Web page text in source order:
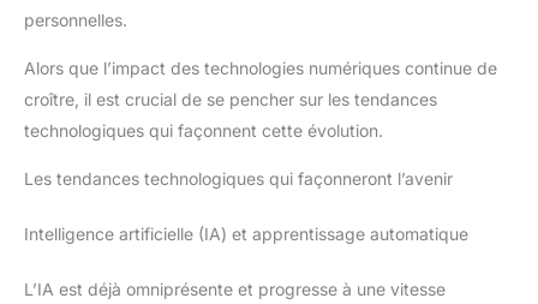
personnelles.
Alors que l’impact des technologies numériques continue de
croître, il est crucial de se pencher sur les tendances
technologiques qui façonnent cette évolution.
Les tendances technologiques qui façonneront l’avenir
Intelligence artificielle (IA) et apprentissage automatique
L’IA est déjà omniprésente et progresse à une vitesse